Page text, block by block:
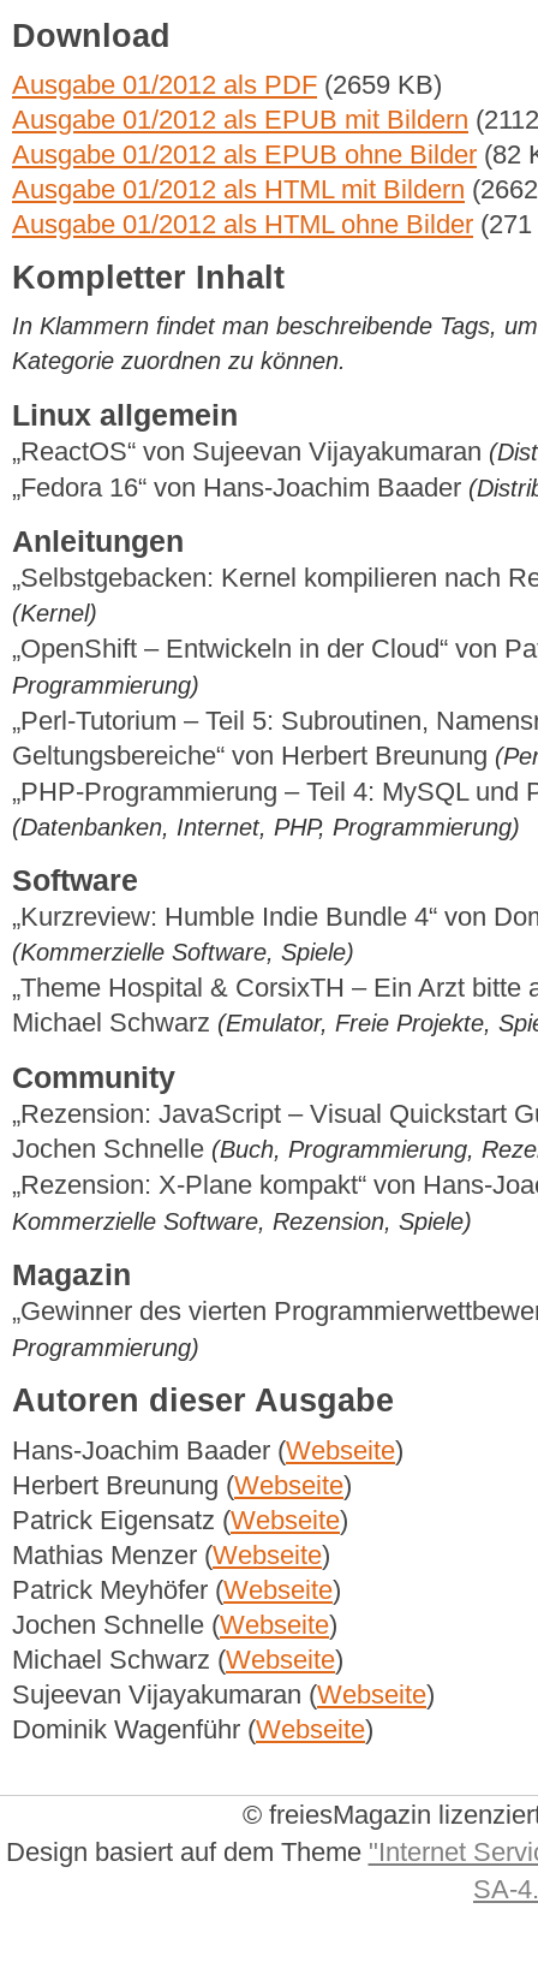
Download
Ausgabe 01/2012 als PDF (2659 KB)
Ausgabe 01/2012 als EPUB mit Bildern
Ausgabe 01/2012 als EPUB ohne Bilder (82
Ausgabe 01/2012 als HTML mit Bildern
Ausgabe 01/2012 als HTML ohne Bilder
Kompletter Inhalt
In Klammern findet man beschreibende Tags,
Kategorie zuordnen zu können.
Linux allgemein
„ReactOS“ von Sujeevan Vijayakumaran
„Fedora 16“ von Hans-Joachim Baader
Anleitungen
„Selbstgebacken: Kernel kompilieren nach
(Kernel)
„OpenShift – Entwickeln in der Cloud“ von
Programmierung)
„Perl-Tutorium – Teil 5: Subroutinen,
Geltungsbereiche“ von Herbert Breunung
„PHP-Programmierung – Teil 4: MySQL und
(Datenbanken, Internet, PHP, Programmierung)
Software
„Kurzreview: Humble Indie Bundle 4“ von
(Kommerzielle Software, Spiele)
„Theme Hospital & CorsixTH – Ein Arzt bitte
Michael Schwarz (Emulator, Freie Projekte,
Community
„Rezension: JavaScript – Visual Quickstart
Jochen Schnelle (Buch, Programmierung,
„Rezension: X-Plane kompakt“ von Hans-
Kommerzielle Software, Rezension, Spiele)
Magazin
„Gewinner des vierten
Programmierung)
Autoren dieser Ausgabe
Hans-Joachim Baader (Webseite)
Herbert Breunung (Webseite)
Patrick Eigensatz (Webseite)
Mathias Menzer (Webseite)
Patrick Meyhöfer (Webseite)
Jochen Schnelle (Webseite)
Michael Schwarz (Webseite)
Sujeevan Vijayakumaran (Webseite)
Dominik Wagenführ (Webseite)
© freiesMagazin
Design basiert auf dem Theme "Internet
SA-